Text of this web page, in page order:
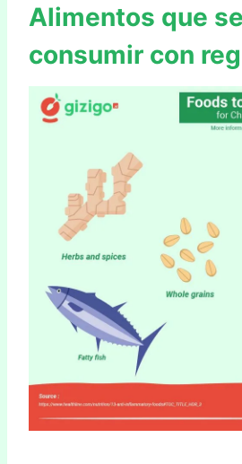
Alimentos que
consumir con